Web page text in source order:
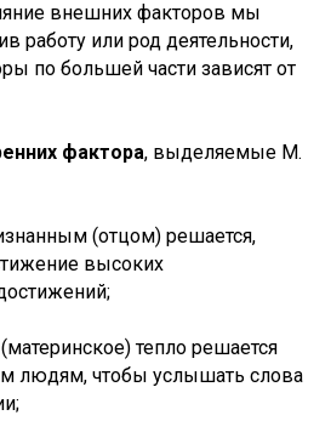
внешних факторов мы
работу или род деятельности,
по большей части зависят от
фактора, выделяемые М.
(отцом) решается,
высоких
тепло решается
людям, чтобы услышать слова